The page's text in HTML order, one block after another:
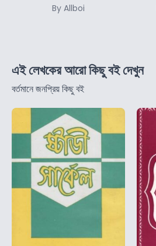
By Allboi
এই লেখকের আরো কিছু বই দেখুন
বর্তমানে জনপ্রিয় কিছু বই